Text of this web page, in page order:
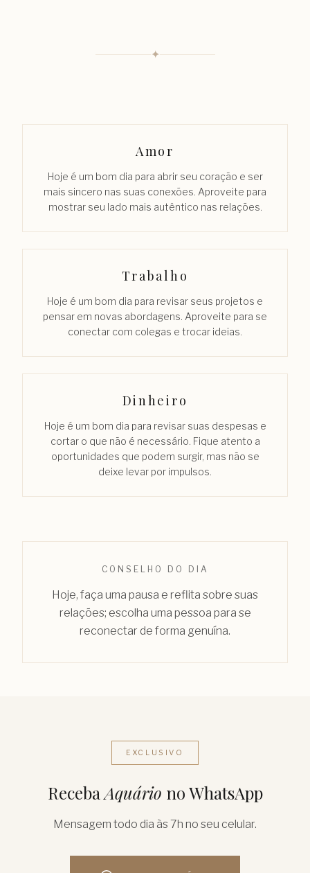
✦
Amor
Hoje é um bom dia para abrir seu coração e ser
mais sincero nas suas conexões. Aproveite para
mostrar seu lado mais autêntico nas relações.
Trabalho
Hoje é um bom dia para revisar seus projetos e
pensar em novas abordagens. Aproveite para se
conectar com colegas e trocar ideias.
Dinheiro
Hoje é um bom dia para revisar suas despesas e
cortar o que não é necessário. Fique atento a
oportunidades que podem surgir, mas não se
deixe levar por impulsos.
CONSELHO DO DIA
Hoje, faça uma pausa e reflita sobre suas
relações; escolha uma pessoa para se
reconectar de forma genuína.
EXCLUSIVO
RecebaAquário no WhatsApp
Mensagem todo dia às 7h no seu celular.